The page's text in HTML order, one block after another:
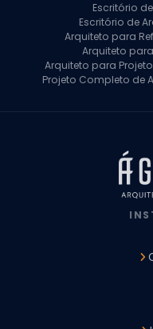
Escritório
Escritório de
Arquiteto para
Arquiteto
Arquiteto para
Projeto Completo de
Arquiteto para
Arquiteto para
Arquiteto
Arquitetura
Design de
Design de
Empresa
Empresas de
Escritório
Projeto Executivo